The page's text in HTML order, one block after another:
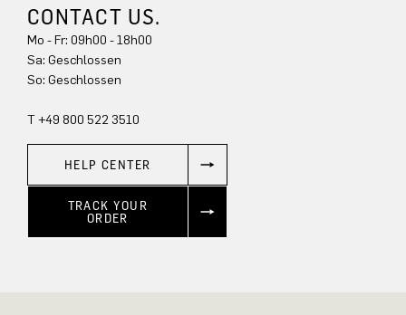
CONTACT US.
Mo - Fr: 09h00 - 18h00
Sa: Geschlossen
So: Geschlossen
T +49 800 522 3510
HELP CENTER
TRACK YOUR
ORDER